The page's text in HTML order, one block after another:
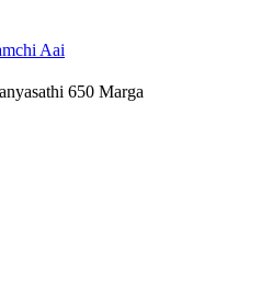
Aai
650 Marga